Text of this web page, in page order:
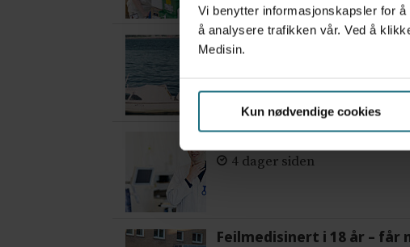
Vi benytter informasjonskapsler for
å analysere trafikken vår. Ved å
Medisin.
Kun nødvendige cookies
Var alene på vakt i tre
4 dager siden
Feilmedisinert i 18 år –